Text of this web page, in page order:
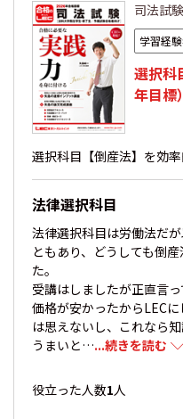
司法試
学習経
選択科
年目標）
選択科目【倒産法】を効
法律選択科目
法律選択科目は労働法だ
ともあり、どうしても倒
た。
受講はしましたが正直言
価格が安かったからLEC
は思えないし、これなら
うまいと…...続きを読む
役立った人数1人